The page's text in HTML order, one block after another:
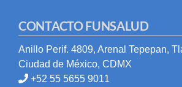
CONTACTO FUNSALUD
Anillo Perif. 4809, Arenal Tepepan,
Ciudad de México, CDMX
+52 55 5655 9011